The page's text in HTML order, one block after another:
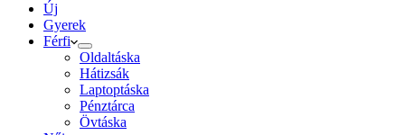
Új
Gyerek
Férfi
Oldaltáska
Hátizsák
Laptoptáska
Pénztárca
Övtáska